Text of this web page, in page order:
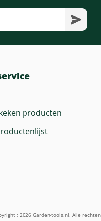
Gewicht
producten
; 2026 Garden-tools.nl. Alle